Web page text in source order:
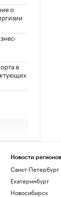
о
в
Новости регионов
Санкт-Петербург
Екатеринбург
Новосибирск